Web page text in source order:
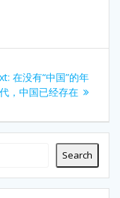
Next
post:
在没有“中国”的年
代，中国已经存在
Search